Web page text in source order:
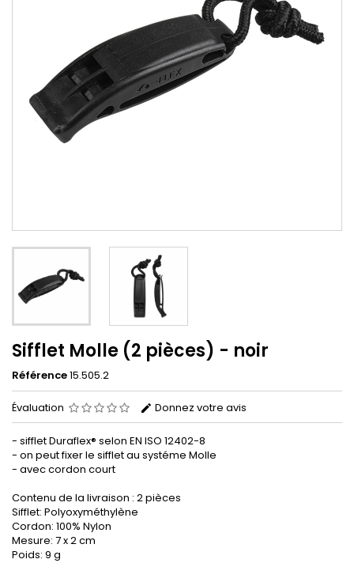
Sifflet Molle (2 pièces) - noir
Référence15.505.2
Évaluation Donnez votre avis
- sifflet Duraflex® selon EN ISO 12402-8
- on peut fixer le sifflet au systéme Molle
- avec cordon court
Contenu de la livraison : 2 pièces
Sifflet: Polyoxyméthylène
Cordon: 100% Nylon
Mesure: 7 x 2 cm
Poids: 9 g